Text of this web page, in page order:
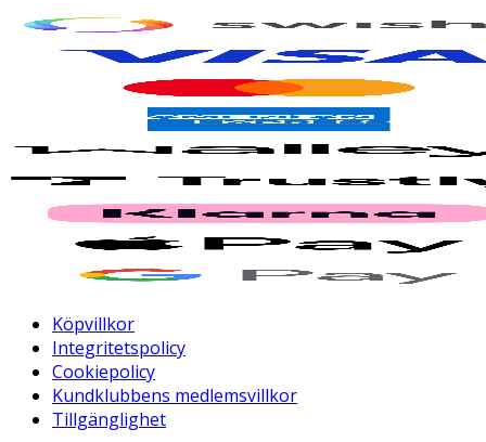
Köpvillkor
Integritetspolicy
Cookiepolicy
Kundklubbens medlemsvillkor
Tillgänglighet